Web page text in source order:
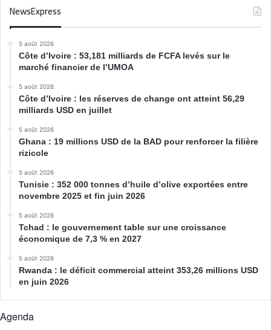
NewsExpress
5 août 2026
Côte d’Ivoire : 53,181 milliards de FCFA levés sur le
marché financier de l’UMOA
5 août 2026
Côte d’Ivoire : les réserves de change ont atteint 56,29
milliards USD en juillet
5 août 2026
Ghana : 19 millions USD de la BAD pour renforcer la filière
rizicole
5 août 2026
Tunisie : 352 000 tonnes d’huile d’olive exportées entre
novembre 2025 et fin juin 2026
5 août 2026
Tchad : le gouvernement table sur une croissance
économique de 7,3 % en 2027
5 août 2026
Rwanda : le déficit commercial atteint 353,26 millions USD
en juin 2026
Agenda